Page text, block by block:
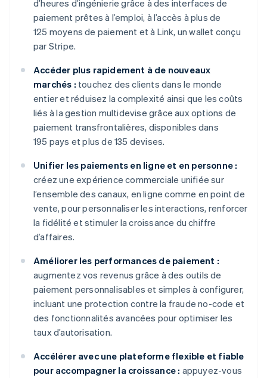
d’heures d’ingénierie grâce à des interfaces de
paiement prêtes à l’emploi, à l’accès à plus de
125 moyens de paiement et à Link, un wallet conçu
par Stripe.
Accéder plus rapidement à de nouveaux
marchés : touchez des clients dans le monde
entier et réduisez la complexité ainsi que les coûts
liés à la gestion multidevise grâce aux options de
paiement transfrontalières, disponibles dans
195 pays et plus de 135 devises.
Unifier les paiements en ligne et en personne :
créez une expérience commerciale unifiée sur
l’ensemble des canaux, en ligne comme en point de
vente, pour personnaliser les interactions, renforcer
la fidélité et stimuler la croissance du chiffre
d’affaires.
Améliorer les performances de paiement :
augmentez vos revenus grâce à des outils de
paiement personnalisables et simples à configurer,
incluant une protection contre la fraude no-code et
des fonctionnalités avancées pour optimiser les
taux d’autorisation.
Accélérer avec une plateforme flexible et fiable
pour accompagner la croissance : appuyez-vous